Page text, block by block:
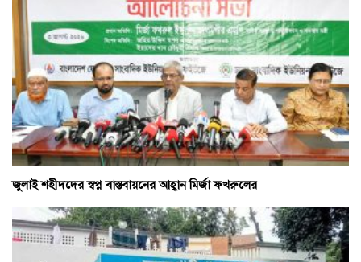
জুলাই শহীদদের স্বপ্ন বাস্তবায়নের আহ্বান মির্জা ফখরুলের